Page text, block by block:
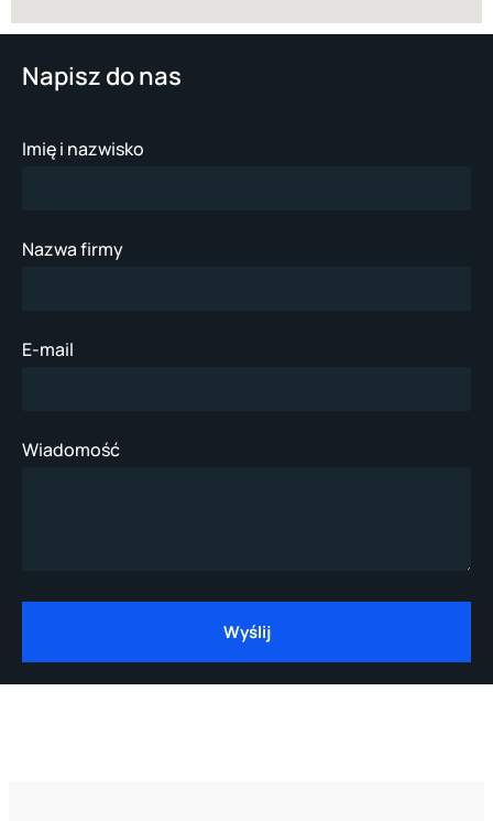
Napisz do nas
Imię i nazwisko
Nazwa firmy
E-mail
Wiadomość
Wyślij